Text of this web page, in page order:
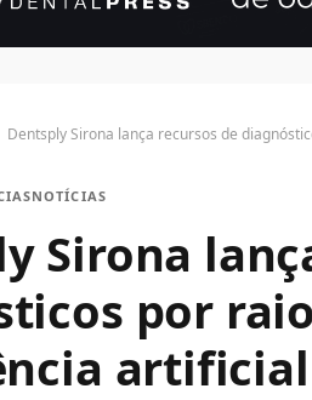
Dentsply Sirona lança recursos de
NOTÍCIAS
Sirona
por